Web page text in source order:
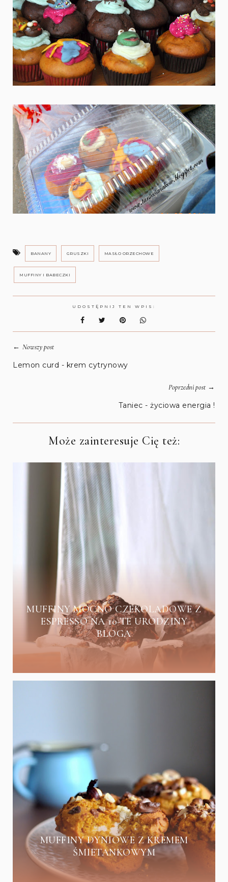
BANANY GRUSZKI MASŁO ORZECHOWE
MUFFINY I BABECZKI
UDOSTĘPNIJ TEN WPIS:
←Nowszy post
Lemon curd - krem cytrynowy
Poprzedni post→
Taniec - życiowa energia !
Może zainteresuje Cię też:
MUFFINY MOCNO CZEKOLADOWE Z
ESPRESSO NA 10-TE URODZINY
BLOGA
MUFFINY DYNIOWE Z KREMEM
ŚMIETANKOWYM